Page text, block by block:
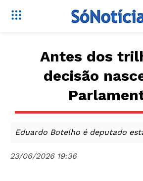
Antes dos
decisão
Eduardo Botelho é deputado
23/06/2026 19:36